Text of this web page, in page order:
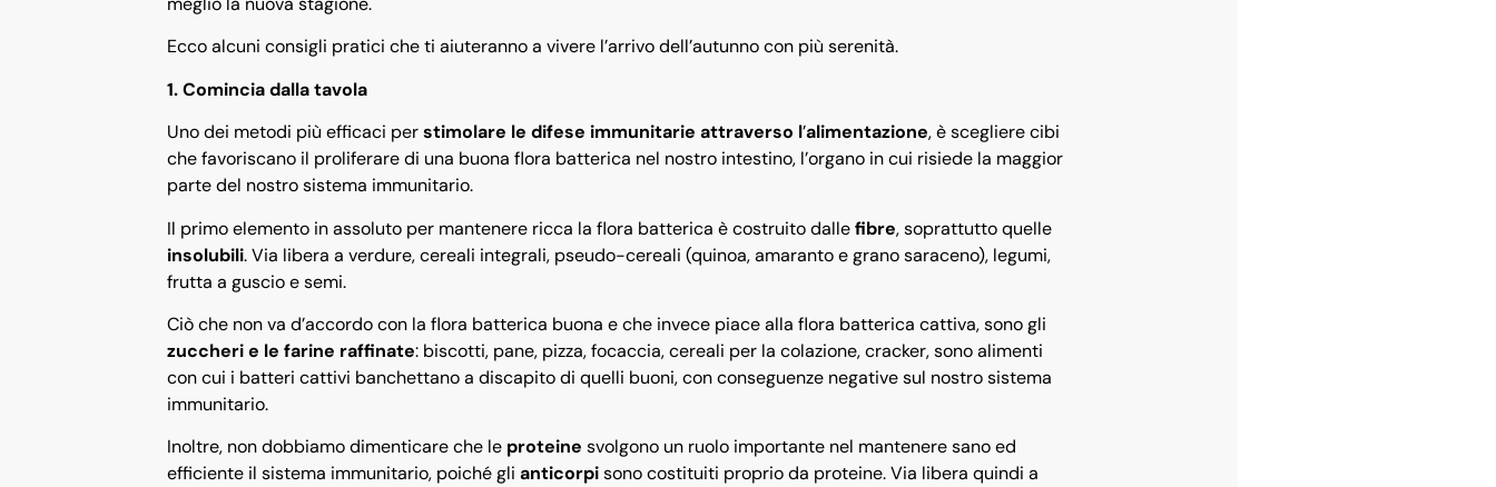
Ecco alcuni consigli pratici che ti aiuteranno a vivere l’arrivo dell’autunno con più serenità.
1. Comincia dalla tavola
Uno dei metodi più efficaci perstimolare le difese immunitarie attraverso l’alimentazione, è scegliere cibi
che favoriscano il proliferare di una buona flora batterica nel nostro intestino, l’organo in cui risiede la maggior
parte del nostro sistema immunitario.
Il primo elemento in assoluto per mantenere ricca la flora batterica è costruito dallefibre, soprattutto quelle
insolubili. Via libera a verdure, cereali integrali, pseudo-cereali (quinoa, amaranto e grano saraceno), legumi,
frutta a guscio e semi.
Ciò che non va d’accordo con la flora batterica buona e che invece piace alla flora batterica cattiva, sono gli
zuccheri e le farine raffinate: biscotti, pane, pizza, focaccia, cereali per la colazione, cracker, sono alimenti
con cui i batteri cattivi banchettano a discapito di quelli buoni, con conseguenze negative sul nostro sistema
immunitario.
Inoltre, non dobbiamo dimenticare che le proteine svolgono un ruolo importante nel mantenere sano ed
efficiente il sistema immunitario, poiché gli anticorpisono costituiti proprio da proteine. Via libera quindi a